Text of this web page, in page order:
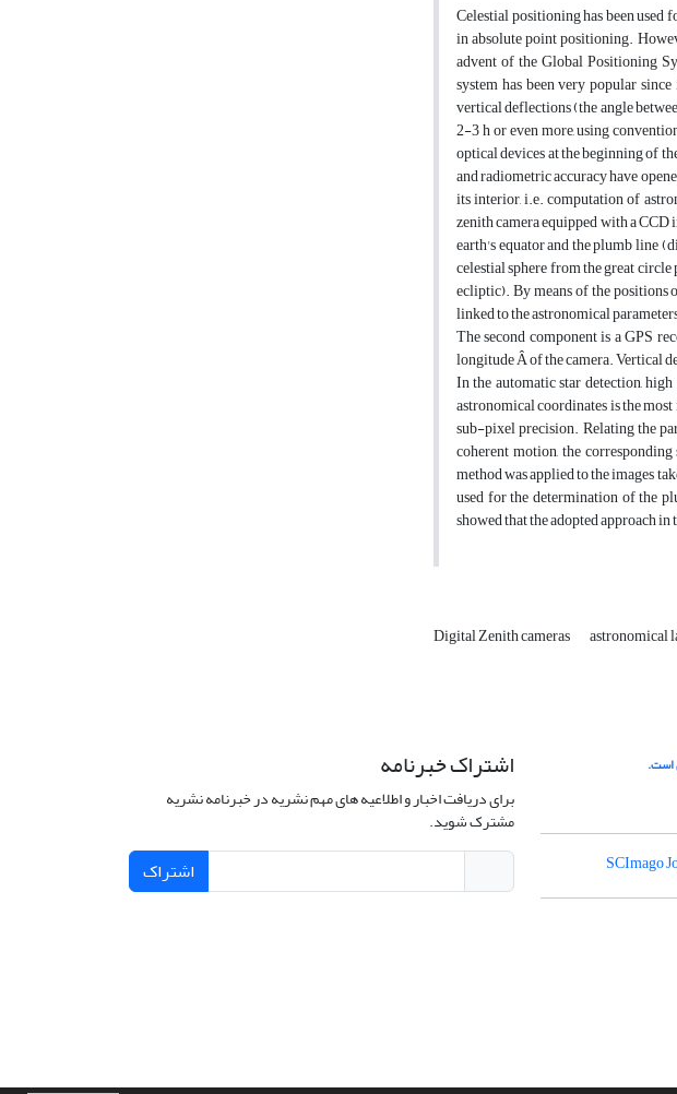
Celestial positioning has been
in absolute point positioning.
advent of the Global Positioning
system has been very popular
vertical deflections (the angle
2-3 h or even more, using
optical devices at the beginning of
and radiometric accuracy have
its interior, i.e. computation of
zenith camera equipped with a
earth's equator and the plumb line
celestial sphere from the great
ecliptic). By means of the positions
linked to the astronomical
The second component is a GPS
longitude Â of the camera. Vertical
In the automatic star detection,
astronomical coordinates is the
sub-pixel precision. Relating the
coherent motion, the
method was applied to the images
used for the determination of the
showed that the adopted approach
Digital Zenith cameras astronomical
است. اشتراک خبرنامه
برای دریافت اخبار و اطلاعیه های مهم نشریه در خبرنامه نشریه
مشترک شوید.
اشتراک